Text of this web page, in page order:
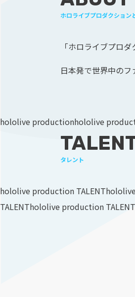
ホロライブプロダクション
「ホロライブプロダ
日本発で世界中のフ
hololive productionhololive
タレント
hololive production TALENT
TALENThololive production TALENT